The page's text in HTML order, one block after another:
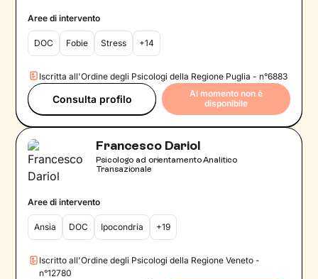
Aree di intervento
DOC Fobie Stress +14
Iscritta all'Ordine degli Psicologi della Regione Puglia - n°6883
Consulta profilo
Al momento non è
disponibile
Francesco Dariol
Psicologo ad orientamento Analitico
Transazionale
Aree di intervento
Ansia DOC Ipocondria +19
Iscritto all'Ordine degli Psicologi della Regione Veneto -
n°12780